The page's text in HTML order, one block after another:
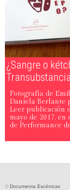
¿Sangre o
Fotografía de
Daniela Berlante
Leer publicación
mayo de 2017,
de Performance
©Documenta Escénicas